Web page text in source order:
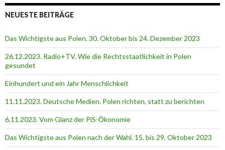
NEUESTE BEITRÄGE
Das Wichtigste aus Polen. 30. Oktober bis 24. Dezember 2023
26.12.2023. Radio+TV. Wie die Rechtsstaatlichkeit in Polen
gesundet
Einhundert und ein Jahr Menschlichkeit
11.11.2023. Deutsche Medien. Polen richten, statt zu berichten
6.11.2023. Vom Glanz der PiS-Ӧkonomie
Das Wichtigste aus Polen nach der Wahl. 15. bis 29. Oktober 2023